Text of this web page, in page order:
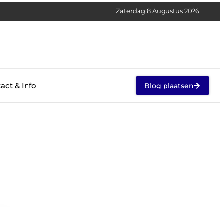
Zaterdag 8 Augustus 2026
& Info Blog plaatsen